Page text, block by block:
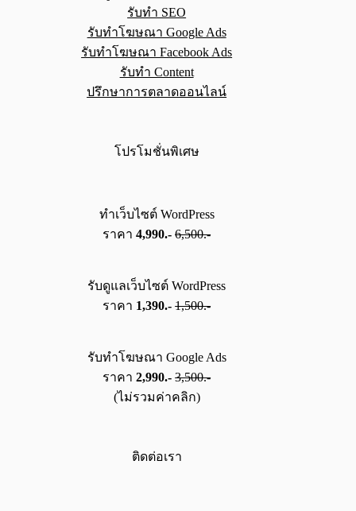
รับทำ SEO
รับทำโฆษณา Google Ads
รับทำโฆษณา Facebook Ads
รับทำ Content
ปรึกษาการตลาดออนไลน์
โปรโมชั่นพิเศษ
ทำเว็บไซต์ WordPress
ราคา4,990.- 6,500.-
รับดูแลเว็บไซต์ WordPress
ราคา 1,390.- 1,500.-
รับทำโฆษณา Google Ads
ราคา2,990.- 3,500.-
(ไม่รวมค่าคลิก)
ติดต่อเรา